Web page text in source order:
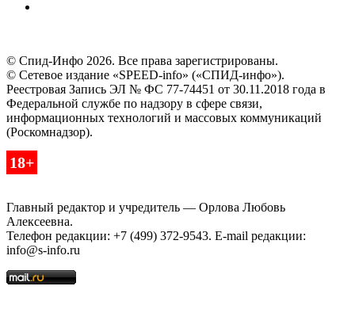
© Спид-Инфо 2026. Все права зарегистрированы.
© Сетевое издание «SPEED-info» («СПИД-инфо»).
Реестровая Запись ЭЛ № ФС 77-74451 от 30.11.2018 года в
Федеральной службе по надзору в сфере связи,
информационных технологий и массовых коммуникаций
(Роскомнадзор).
18+
Главный редактор и учредитель — Орлова Любовь
Алексеевна.
Телефон редакции: +7 (499) 372-9543. E-mail редакции:
info@s-info.ru